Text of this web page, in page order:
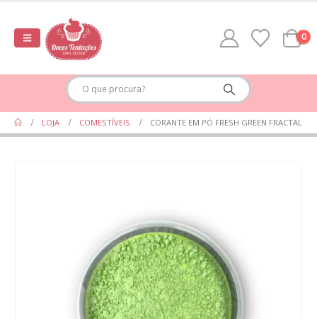
0
LOJA COMESTÍVEIS CORANTE EM PÓ FRESH GREEN FRACTAL